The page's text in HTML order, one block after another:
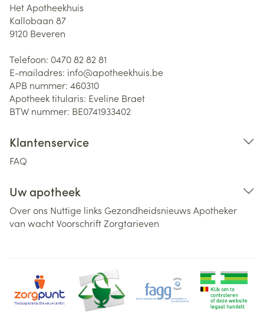
Het Apotheekhuis
Kallobaan 87
9120 Beveren
Telefoon: 0470 82 82 81
E-mailadres: info@apotheekhuis.be
APB nummer: 460310
Apotheek titularis: Eveline Braet
BTW nummer: BE0741933402
Klantenservice
FAQ
Uw apotheek
Over ons Nuttige links Gezondheidsnieuws Apotheker
van wachtVoorschriftZorgtarieven